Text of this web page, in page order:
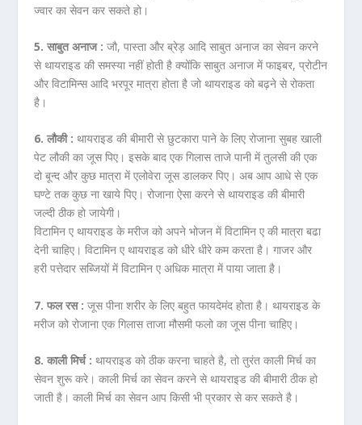
ज्वार का सेवन कर सकते हो।
5. साबुत अनाज : जौ, पास्ता और ब्रेड़ आदि साबुत अनाज का सेवन करने
से थायराइड की समस्या नहीं होती है क्योंकि साबुत अनाज में फाइबर, प्रोटीन
और विटामिन्स आदि भरपूर मात्रा होता है जो थायराइड को बढ़ने से रोकता
है।
6. लौकी : थायराइड की बीमारी से छुटकारा पाने के लिए रोजाना सुबह खाली
पेट लौकी का जूस पिए। इसके बाद एक गिलास ताजे पानी में तुलसी की एक
दो बून्द और कुछ मात्रा में एलोवेरा जूस डालकर पिए। अब आप आधे से एक
घण्टे तक कुछ ना खाये पिए। रोजाना ऐसा करने से थायराइड की बीमारी
जल्दी ठीक हो जायेगी।
विटामिन ए थायराइड के मरीज को अपने भोजन में विटामिन ए की मात्रा बढा
देनी चाहिए। विटामिन ए थायराइड को धीरे धीरे कम करता है। गाजर और
हरी पत्तेदार सब्जियों में विटामिन ए अधिक मात्रा में पाया जाता है।
7. फल रस : जूस पीना शरीर के लिए बहुत फायदेमंद होता है। थायराइड के
मरीज को रोजाना एक गिलास ताजा मौसमी फलो का जूस पीना चाहिए।
8. काली मिर्च : थायराइड को ठीक करना चाहते है, तो तुरंत काली मिर्च का
सेवन शुरू करे। काली मिर्च का सेवन करने से थायराइड की बीमारी ठीक हो
जाती है। काली मिर्च का सेवन आप किसी भी प्रकार से कर सकते है।